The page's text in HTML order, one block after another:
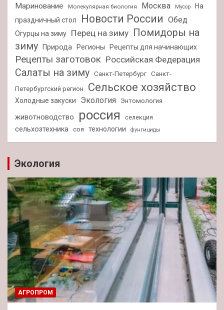
Маринование Молекулярная биология Москва Мусор
На
праздничный стол
Новости России Обед
Огурцы на зиму Перец на зиму Помидоры на
зиму Природа Регионы Рецепты для начинающих
Рецепты заготовок Российская Федерация
Салаты на зиму Санкт-Петербург Санкт-
Петербургский регион
Сельское хозяйство
Холодные закуски Экология Энтомология
животноводство россия селекция
сельхозтехника соя технологии фунгициды
Экология
АГРОПРОМ